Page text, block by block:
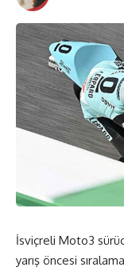
İsviçreli Moto3
yarış öncesi